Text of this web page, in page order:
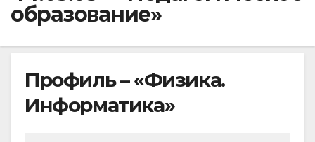
образование»
Профиль – «Физика.
Информатика»